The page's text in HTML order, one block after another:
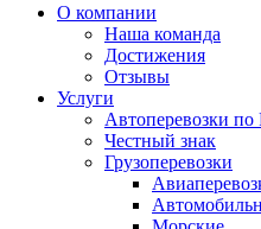
О компании
Наша команда
Достижения
Отзывы
Услуги
Автоперевозки
Честный знак
Грузоперевозки